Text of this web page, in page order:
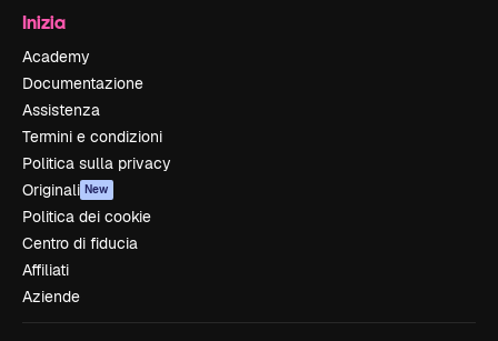
Inizia
Academy
Documentazione
Assistenza
Termini e condizioni
Politica sulla privacy
Originali New
Politica dei cookie
Centro di fiducia
Affiliati
Aziende